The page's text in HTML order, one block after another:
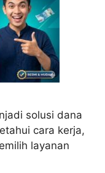
solusi dana
cara kerja,
layanan